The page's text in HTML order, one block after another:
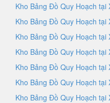
Kho Bảng Đồ Quy Hoạch tại
Kho Bảng Đồ Quy Hoạch tại
Kho Bảng Đồ Quy Hoạch tại
Kho Bảng Đồ Quy Hoạch tại
Kho Bảng Đồ Quy Hoạch tại
Kho Bảng Đồ Quy Hoạch tại
Kho Bảng Đồ Quy Hoạch tại